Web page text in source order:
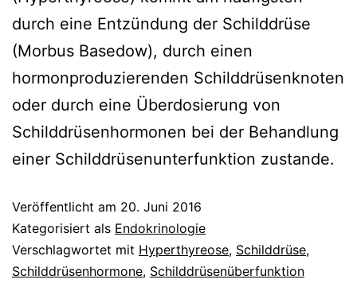
durch eine Entzündung der Schilddrüse
(Morbus Basedow), durch einen
hormonproduzierenden Schilddrüsenknoten
oder durch eine Überdosierung von
Schilddrüsenhormonen bei der Behandlung
einer Schilddrüsenunterfunktion zustande.
Veröffentlicht am 20. Juni 2016
Kategorisiert als Endokrinologie
Verschlagwortet mit Hyperthyreose, Schilddrüse,
Schilddrüsenhormone, Schilddrüsenüberfunktion